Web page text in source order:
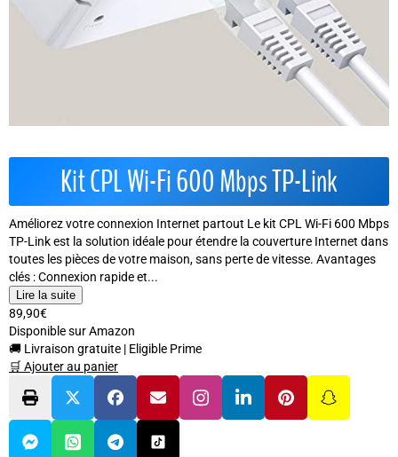
Kit CPL Wi-Fi 600 Mbps TP-Link
Améliorez votre connexion Internet partout Le kit CPL Wi-Fi 600 Mbps
TP-Link est la solution idéale pour étendre la couverture Internet dans
toutes les pièces de votre maison, sans perte de vitesse. Avantages
clés : Connexion rapide et...
Lire la suite
89,90€
Disponible sur Amazon
🚚 Livraison gratuite | Eligible Prime
🛒 Ajouter au panier